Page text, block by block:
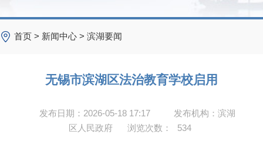
首页 > 新闻中心 > 滨湖要闻
无锡市滨湖区法治教育学校启用
发布日期：2026-05-18 17:17
发布机构：滨湖
区人民政府
浏览次数： 534